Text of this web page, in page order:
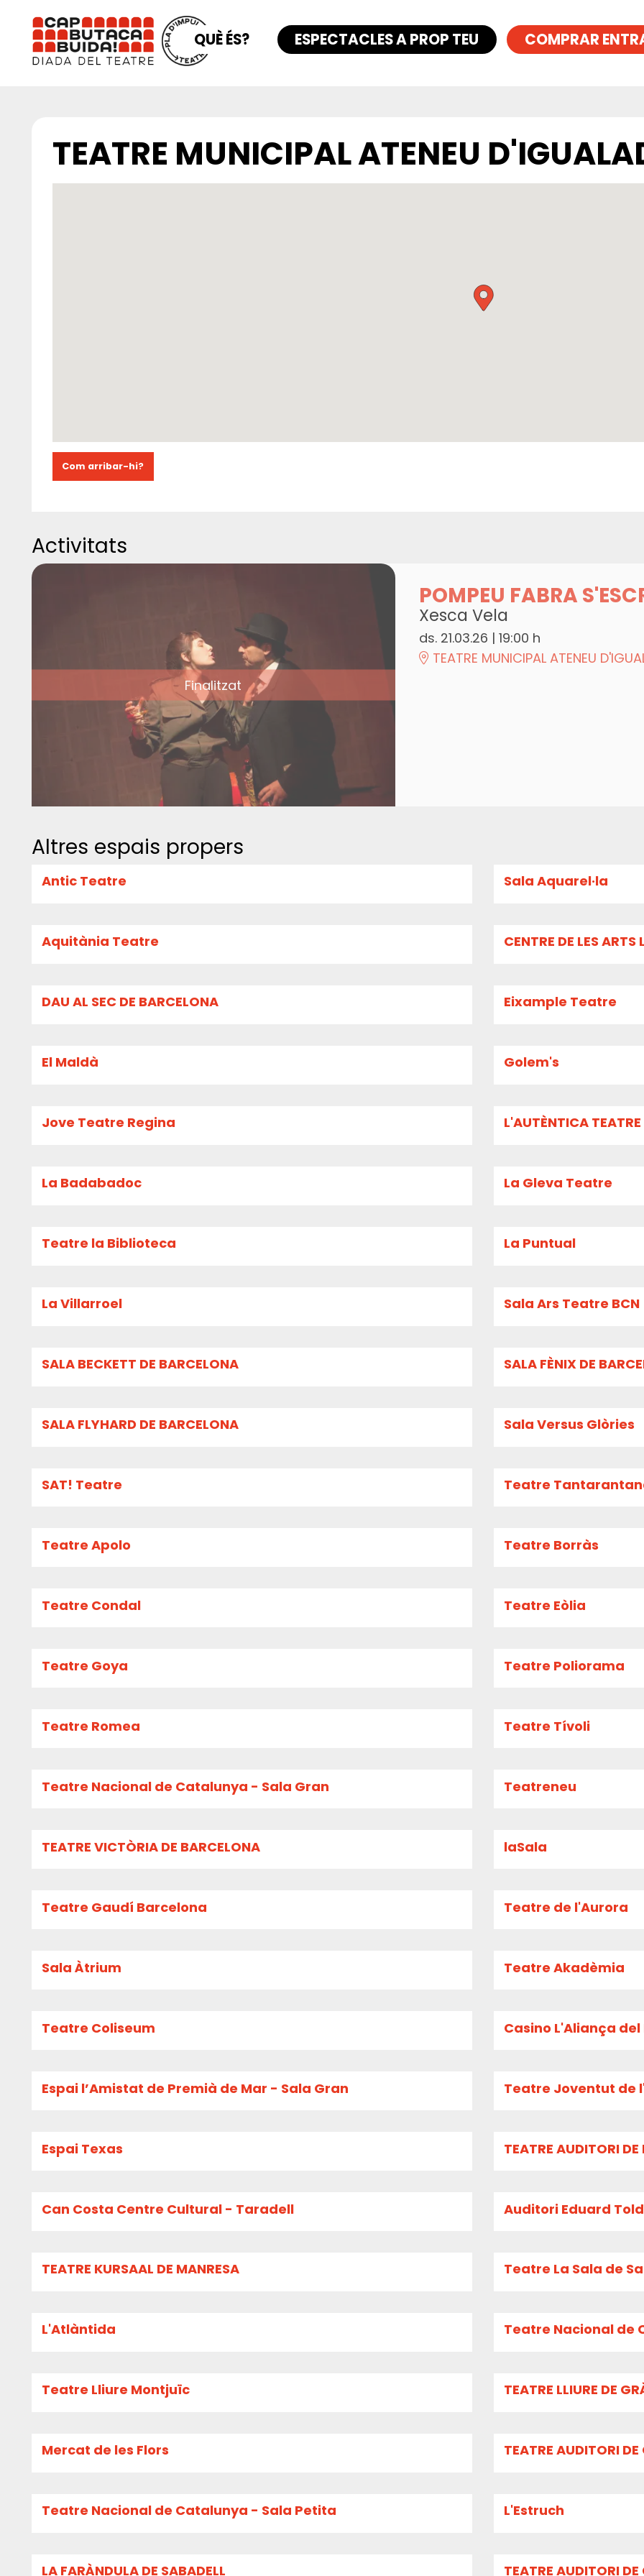
QUÈ ÉS? ESPECTACLES A PROP TEU COMPRAR
TEATRE MUNICIPAL ATENEU
Com arribar-hi?
Activitats
Finalitzat
POMPEU FABRA
Xesca Vela
ds. 21.03.26 | 19:00 h
TEATRE MUNICIPAL ATENEU
Altres espais propers
Antic Teatre Sala Aquarel·la
Aquitània Teatre CENTRE DE LES ARTS
DAU AL SEC DE BARCELONA Eixample Teatre
El Maldà Golem's
Jove Teatre Regina L'AUTÈNTICA
La Badabadoc La Gleva Teatre
Teatre la Biblioteca La Puntual
La Villarroel Sala Ars Teatre BCN
SALA BECKETT DE BARCELONA SALA FÈNIX DE
SALA FLYHARD DE BARCELONA Sala Versus Glòries
SAT! Teatre Teatre
Teatre Apolo Teatre Borràs
Teatre Condal Teatre Eòlia
Teatre Goya Teatre Poliorama
Teatre Romea Teatre Tívoli
Teatre Nacional de Catalunya - Sala Gran Teatreneu
TEATRE VICTÒRIA DE BARCELONA laSala
Teatre Gaudí Barcelona Teatre de l'Aurora
Sala Àtrium Teatre Akadèmia
Teatre Coliseum Casino L'Aliança
Espai l’Amistat de Premià de Mar - Sala Gran Teatre Joventut de
Espai Texas TEATRE AUDITORI DE
Can Costa Centre Cultural - Taradell Auditori Eduard
TEATRE KURSAAL DE MANRESA Teatre La Sala de
L'Atlàntida Teatre Nacional de
Teatre Lliure Montjuïc TEATRE LLIURE DE
Mercat de les Flors TEATRE AUDITORI DE
Teatre Nacional de Catalunya - Sala Petita L'Estruch
LA FARÀNDULA DE SABADELL TEATRE AUDITORI DE